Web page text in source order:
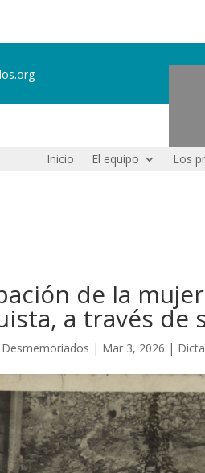
Inicio El equipo Los
de la
a través de
| Mar 3, 2026 |